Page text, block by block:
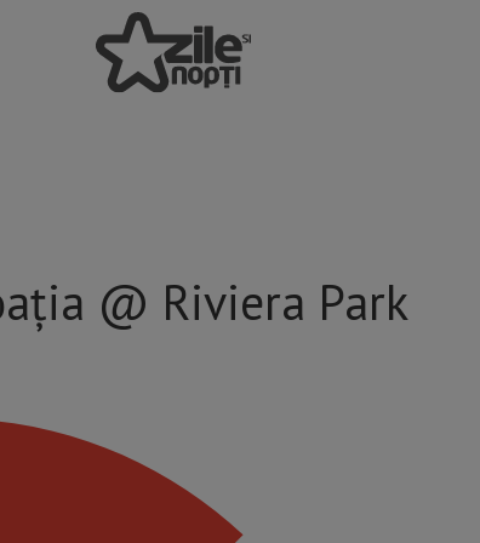
@ Riviera Park